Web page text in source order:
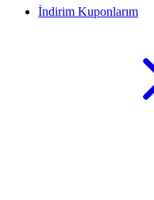
İndirim Kuponlarım